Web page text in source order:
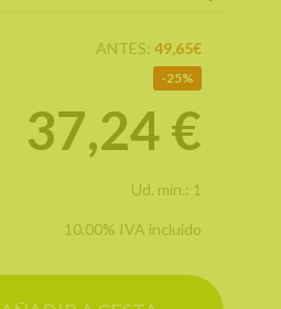
ANTES: 49,65€
25%
37,24€
Ud. mín.: 1
10.00% IVA incluido